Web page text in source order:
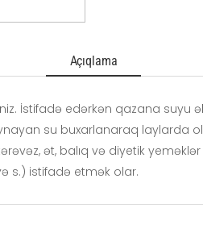
Açıqlama
İstifadə edərkən qazana suyu
su buxarlanaraq laylarda
ət, balıq və diyetik
s.) istifadə etmək olar.